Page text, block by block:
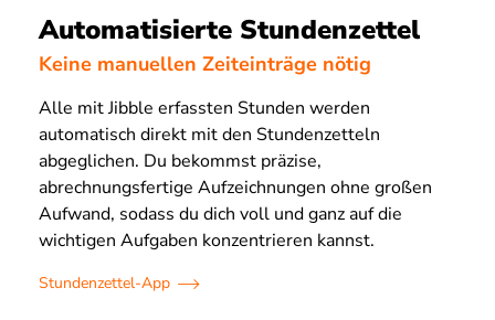
Automatisierte Stundenzettel
Keine manuellen Zeiteinträge nötig
Alle mit Jibble erfassten Stunden werden
automatisch direkt mit den Stundenzetteln
abgeglichen. Du bekommst präzise,
abrechnungsfertige Aufzeichnungen ohne großen
Aufwand, sodass du dich voll und ganz auf die
wichtigen Aufgaben konzentrieren kannst.
Stundenzettel-App